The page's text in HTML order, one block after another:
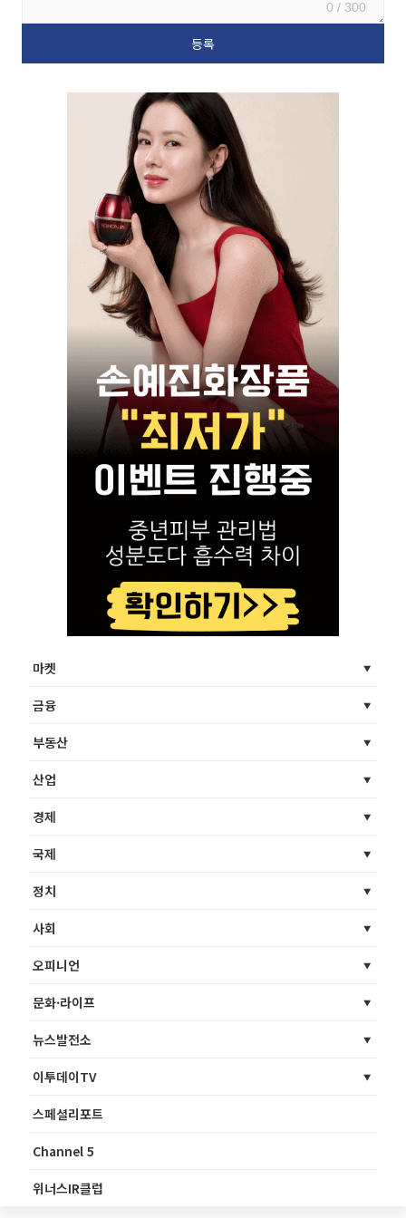
0 / 300
마켓
금융
부동산
산업
경제
국제
정치
사회
오피니언
문화·라이프
뉴스발전소
이투데이TV
스페셜리포트
Channel 5
위너스IR클럽